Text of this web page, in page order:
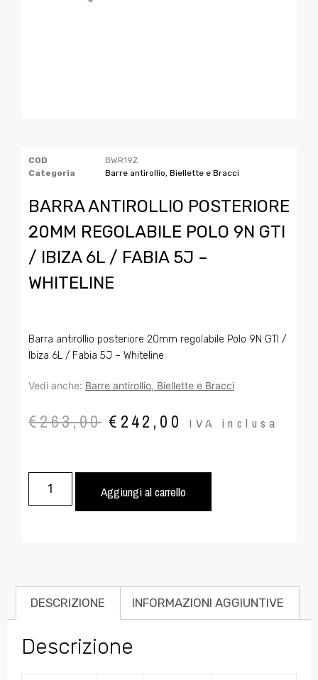
COD
BWR19Z
Categoria
Barre antirollio, Biellette e Bracci
BARRA ANTIROLLIO POSTERIORE
20MM REGOLABILE POLO 9N GTI
/ IBIZA 6L / FABIA 5J –
WHITELINE
Barra antirollio posteriore 20mm regolabile Polo 9N GTI /
Ibiza 6L / Fabia 5J – Whiteline
Vedi anche: Barre antirollio, Biellette e Bracci
€263,00 € 242,00 IVA inclusa
Aggiungi al carrello
DESCRIZIONE INFORMAZIONI AGGIUNTIVE
Descrizione